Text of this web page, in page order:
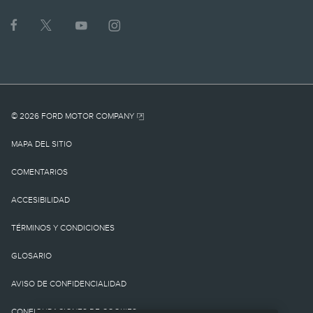
1.
cargo por
destino/entrega como
tampoco cargos o
impuestos
gubernamentales ni
cargos por
financiamiento, cargo de
procesamiento de la
© 2026 FORD MOTOR COMPANY
MAPA DEL SITIO
COMENTARIOS
ACCESIBILIDAD
TÉRMINOS Y CONDICIONES
GLOSARIO
AVISO DE CONFIDENCIALIDAD